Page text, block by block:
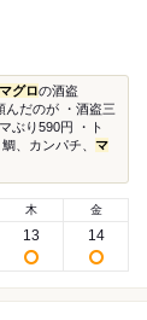
マグロの酒盗
だのが ・酒盗三
ぶり590円 ・ト
、カンパチ、 マ
木
13
金
14